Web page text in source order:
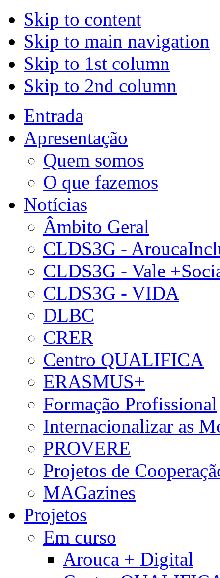
Skip to content
Skip to main navigation
Skip to 1st column
Skip to 2nd column
Entrada
Apresentação
Quem somos
O que fazemos
Notícias
Âmbito Geral
CLDS3G -
CLDS3G - Vale
CLDS3G - VIDA
DLBC
CRER
Centro QUALIFICA
ERASMUS+
Formação Profissional
Internacionalizar as
PROVERE
Projetos de
MAGazines
Projetos
Em curso
Arouca + Digital